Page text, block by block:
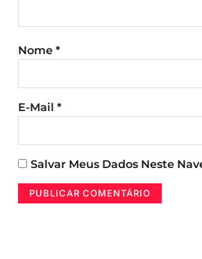
Nome *
E-Mail *
Salvar Meus Dados Neste